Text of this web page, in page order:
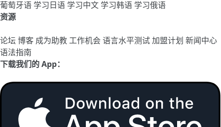
葡萄牙语 学习日语 学习中文 学习韩语 学习俄语
资源
论坛 博客 成为助教工作机会语言水平测试加盟计划 新闻中心
语法指南
下载我们的 App：